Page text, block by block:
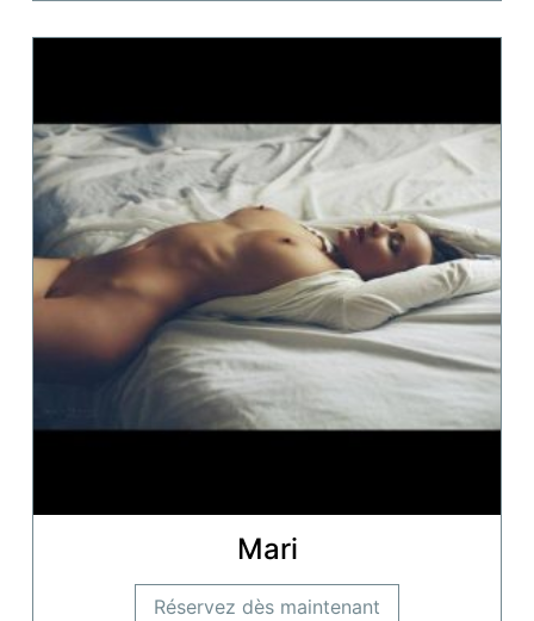
Mari
Réservez dès maintenant